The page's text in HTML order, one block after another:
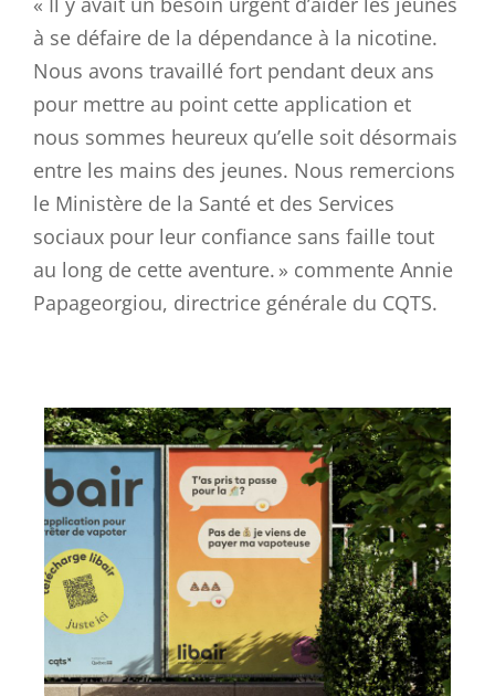
à se défaire de la dépendance à la nicotine.
Nous avons travaillé fort pendant deux ans
pour mettre au point cette application et
nous sommes heureux qu’elle soit désormais
entre les mains des jeunes. Nous remercions
le Ministère de la Santé et des Services
sociaux pour leur confiance sans faille tout
au long de cette aventure. » commente Annie
Papageorgiou, directrice générale du CQTS.